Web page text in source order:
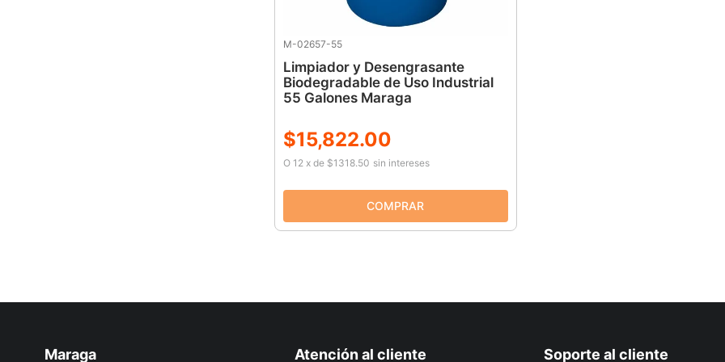
M-02657-55
Limpiador y Desengrasante
Biodegradable de Uso Industrial
55 Galones Maraga
$15,822.00
O 12 xde $1318.50 sin intereses
Maraga Atención al cliente Soporte al cliente